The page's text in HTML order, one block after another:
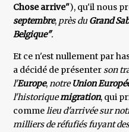
Chose arrive"), qu'il nous
septembre, près duGrand
Belgique".
Et ce n'est nullement par
a décidé de présenterson
l'Europe,notreUnion
l'historiquemigration, qui
commelieu d'arrivée sur
milliers de réfufiésfuyant